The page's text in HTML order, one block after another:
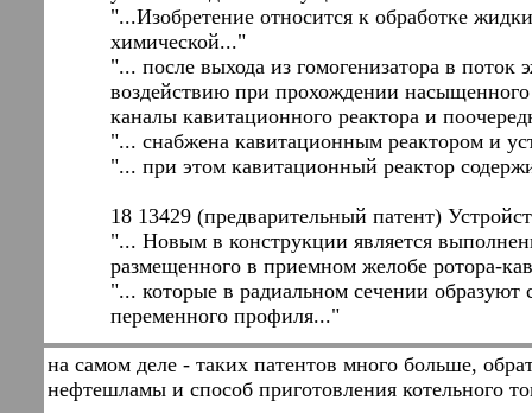
"...Изобретение относится к обработке
химической..."
"... после выхода из гомогенизатора в
воздействию при прохождении
каналы кавитационного реактора и
"... снабжена кавитационным реактором и
"... при этом кавитационный реактор
18 13429 (предварительный патент)
"... Новым в конструкции является
размещенного в приемном желобе ротора-
"... которые в радиальном сечении
переменного профиля..."
на самом деле - таких патентов много больше,
нефтешламы и способ приготовления котельного